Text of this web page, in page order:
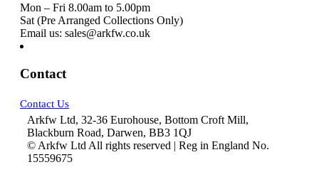
Mon – Fri 8.00am to 5.00pm
Sat (Pre Arranged Collections Only)
Email us: sales@arkfw.co.uk
Contact
Contact Us
Arkfw Ltd, 32-36 Eurohouse, Bottom Croft Mill,
Blackburn Road, Darwen, BB3 1QJ
© Arkfw Ltd All rights reserved | Reg in England No.
15559675